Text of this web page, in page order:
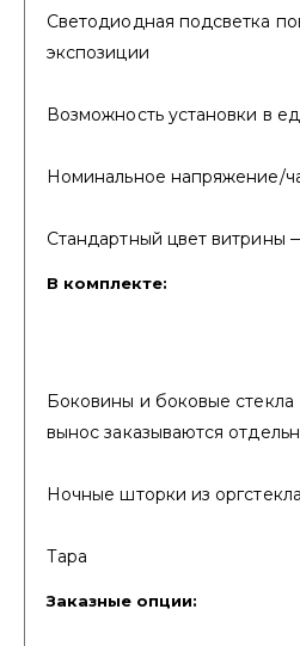
Светодиодная подсветка
экспозиции
Возможность установки в
Номинальное напряжение/
Стандартный цвет витрины
В комплекте:
Боковины и боковые стекла
вынос заказываются
Ночные шторки из оргстекла
Тара
Заказные опции: